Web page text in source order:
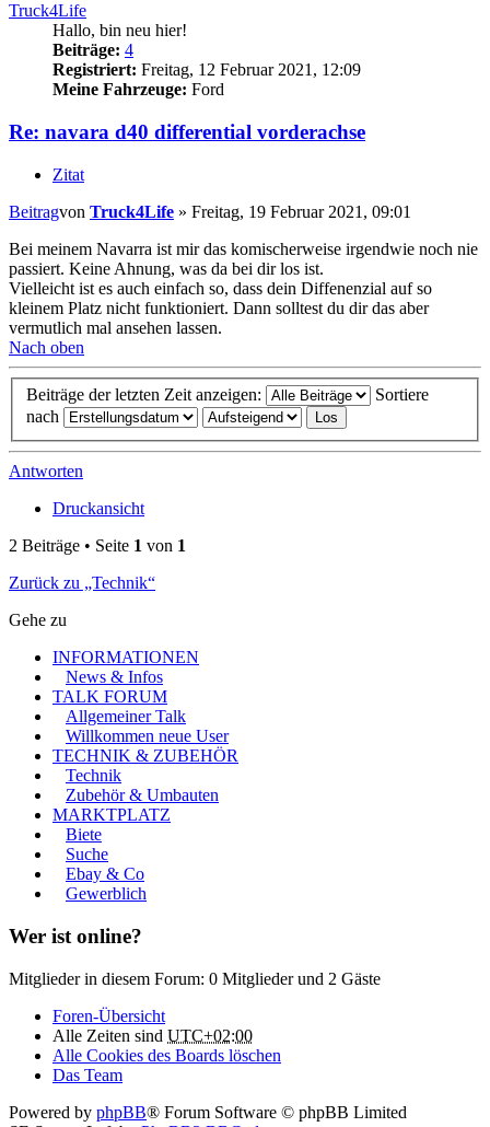
Truck4Life
Hallo, bin neu hier!
Beiträge: 4
Registriert: Freitag, 12 Februar 2021, 12:09
Meine Fahrzeuge: Ford
Re: navara d40 differential vorderachse
Zitat
Beitragvon Truck4Life » Freitag, 19 Februar 2021, 09:01
Bei meinem Navarra ist mir das komischerweise irgendwie noch nie
passiert. Keine Ahnung, was da bei dir los ist.
Vielleicht ist es auch einfach so, dass dein Diffenenzial auf so
kleinem Platz nicht funktioniert. Dann solltest du dir das aber
vermutlich mal ansehen lassen.
Nach oben
Beiträge der letzten Zeit anzeigen:
Sortiere
nach
Antworten
Druckansicht
2 Beiträge • Seite 1 von 1
Zurück zu „Technik“
Gehe zu
INFORMATIONEN
News & Infos
TALK FORUM
Allgemeiner Talk
Willkommen neue User
TECHNIK & ZUBEHÖR
Technik
Zubehör & Umbauten
MARKTPLATZ
Biete
Suche
Ebay & Co
Gewerblich
Wer ist online?
Mitglieder in diesem Forum: 0 Mitglieder und 2 Gäste
Foren-Übersicht
Alle Zeiten sind UTC+02:00
Alle Cookies des Boards löschen
Das Team
Powered by phpBB® Forum Software © phpBB Limited